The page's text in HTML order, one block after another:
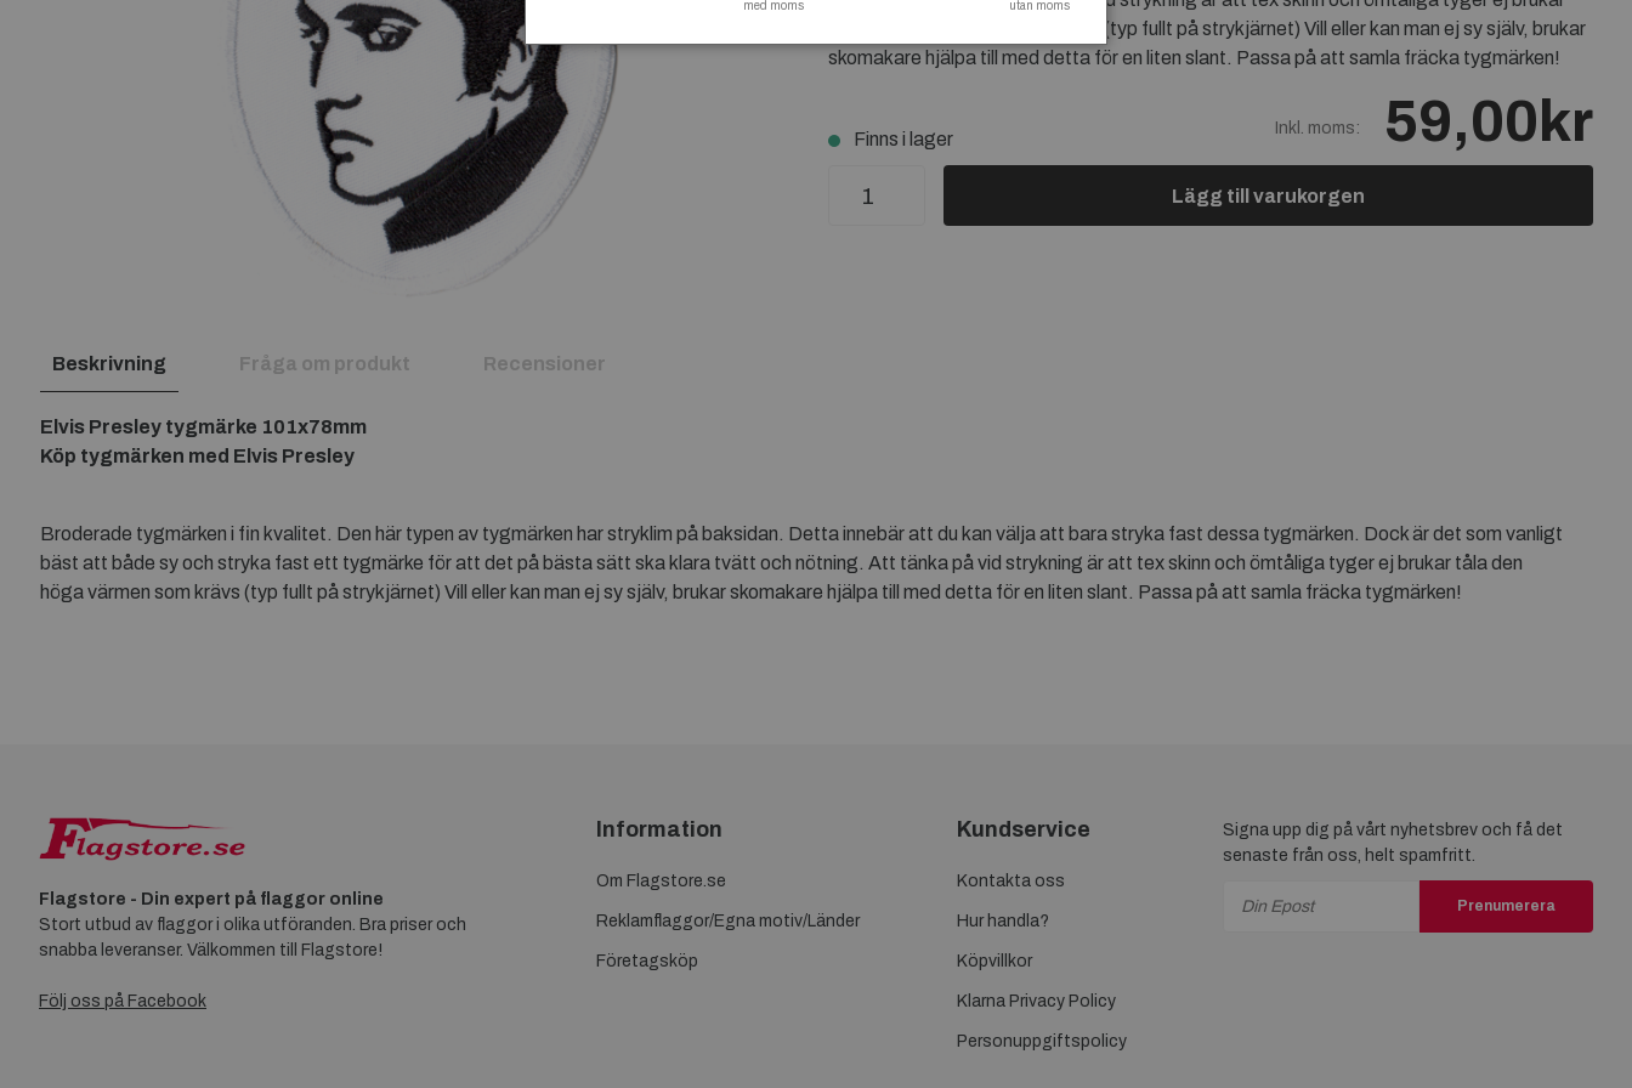
tåla den höga värmen som krävs (typ fullt på strykjärnet) Vill eller kan man ej sy själv, brukar
skomakare hjälpa till med detta för en liten slant. Passa på att samla fräcka tygmärken!
Finns i lager
Inkl. moms: 59,00kr
Lägg till varukorgen
Beskrivning Fråga om produkt Recensioner
Elvis Presley tygmärke 101x78mm
Köp tygmärken med Elvis Presley
Broderade tygmärken i fin kvalitet. Den här typen av tygmärken har stryklim på baksidan. Detta innebär att du kan välja att bara stryka fast dessa tygmärken. Dock är det som vanligt
bäst att både sy och stryka fast ett tygmärke för att det på bästa sätt ska klara tvätt och nötning. Att tänka på vid strykning är att tex skinn och ömtåliga tyger ej brukar tåla den
höga värmen som krävs (typ fullt på strykjärnet) Vill eller kan man ej sy själv, brukar skomakare hjälpa till med detta för en liten slant. Passa på att samla fräcka tygmärken!
Flagstore - Din expert på flaggor online
Stort utbud av flaggor i olika utföranden. Bra priser och
snabba leveranser. Välkommen till Flagstore!
Följ oss på Facebook
Information
Om Flagstore.se
Reklamflaggor/Egna motiv/Länder
Företagsköp
Kundservice
Kontakta oss
Hur handla?
Köpvillkor
Klarna Privacy Policy
Personuppgiftspolicy
Signa upp dig på vårt nyhetsbrev och få det
senaste från oss, helt spamfritt.
Prenumerera
med moms utan moms